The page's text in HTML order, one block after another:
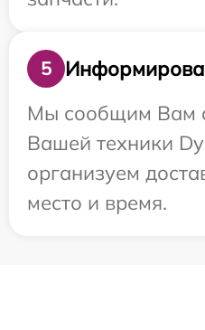
5
Мы сообщим Вам
Вашей техники
организуем
место и время.